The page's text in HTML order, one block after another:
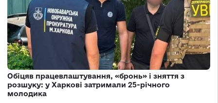
Обіцяв працевлаштування, «бронь» і зняття з
розшуку: у Харкові затримали 25-річного
молодика